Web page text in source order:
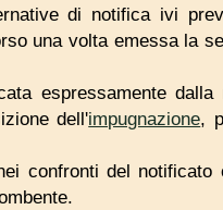
di notifica ivi
una volta emessa la
espressamente
dell'impugnazione,
confronti del notificato